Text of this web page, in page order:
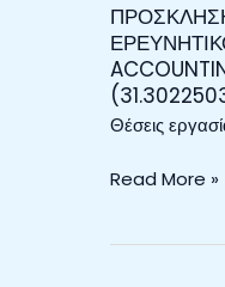
Θέσεις
ΠΡΟΣΚΛΗΣΗ
ΕΚΔΗΛΩΣΗΣ
ΓΙΑ
ΑΝΑΘΕΣΗ
ΣΤΟ
ΤΟΥ
Read More »